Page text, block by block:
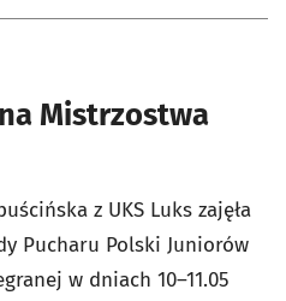
Mistrzostwa
z UKS Luks zajęła
Pucharu Polski Juniorów
w dniach 10–11.05